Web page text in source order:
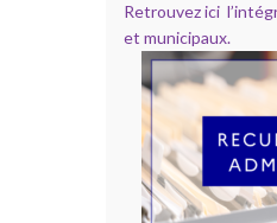
Retrouvez ici
et municipaux.